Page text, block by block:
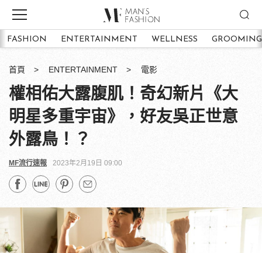
FASHION ENTERTAINMENT WELLNESS GROOMING
首頁 ENTERTAINMENT 電影
權相佑大露腹肌！奇幻新片《大
明星多重宇宙》，好友吳正世意
外露鳥！？
MF流行速報 2023年2月19日 09:00